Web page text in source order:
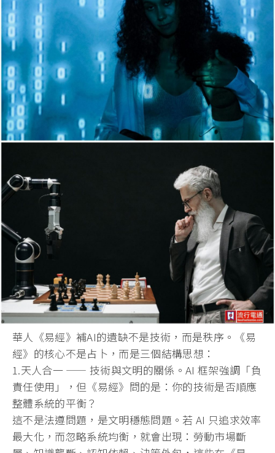
華人《易經》補AI的遺缺不是技術，而是秩序。《易
經》 的核心不是占卜，而是三個結構思想：
1.天人合一 —— 技術與文明的關係。AI 框架強調「負
責任使用」，但《易經》問的是：你的技術是否順應
整體系統的平衡？
這不是法遵問題，是文明穩態問題。若 AI 只追求效率
最大化，而忽略系統均衡，就會出現：勞動市場斷